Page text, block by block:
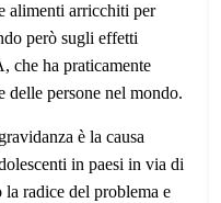
alimenti arricchiti per
però sugli effetti
che ha praticamente
delle persone nel mondo.
è la causa
in paesi in via di
radice del problema e